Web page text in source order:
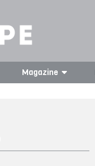
Magazine